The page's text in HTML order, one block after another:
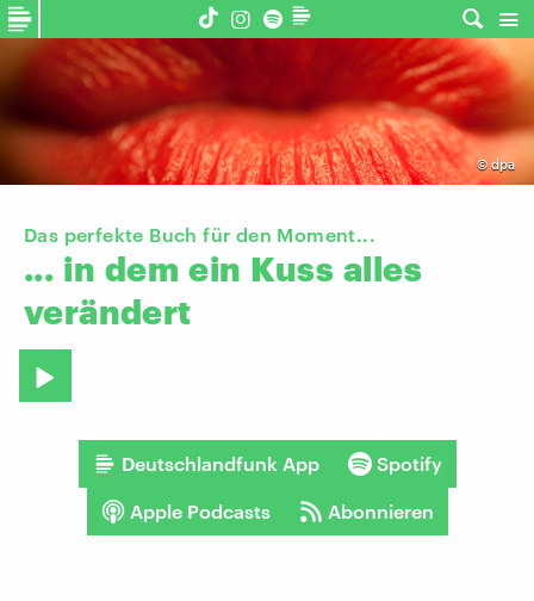
© dpa
Das perfekte Buch für den Moment...
... in dem ein Kuss alles
verändert
Deutschlandfunk App Spotify
Apple Podcasts Abonnieren